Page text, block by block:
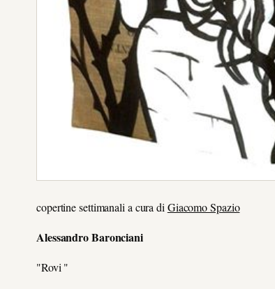
copertine settimanali a cura di Giacomo Spazio
Alessandro Baronciani
"Rovi "